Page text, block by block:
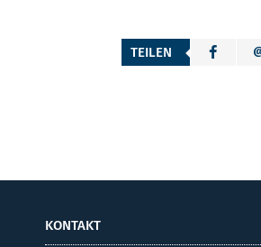
TEILEN
KONTAKT